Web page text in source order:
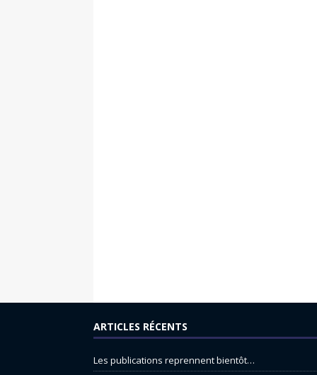
ARTICLES RÉCENTS
Les publications reprennent bientôt…